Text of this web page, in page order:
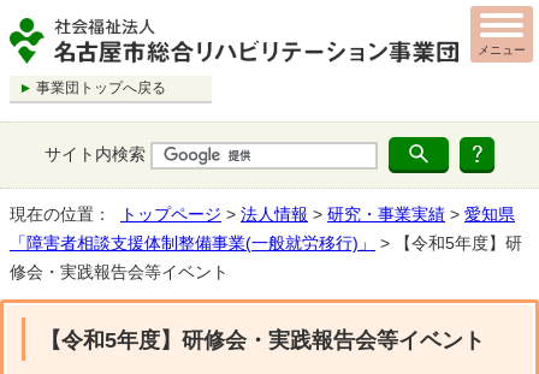
事業団トップへ戻る
サイト内検索
メニュー
現在の位置： トップページ > 法人情報 > 研究・事業実績 > 愛知県
「障害者相談支援体制整備事業(一般就労移行)」
> 【令和5年度】研
修会・実践報告会等イベント
【令和5年度】研修会・実践報告会等イベント